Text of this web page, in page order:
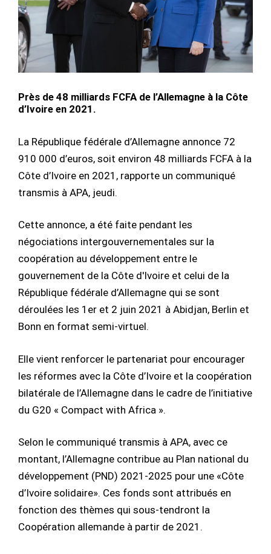
Près de 48 milliards FCFA de l’Allemagne à la Côte
d’Ivoire en 2021.
La République fédérale d’Allemagne annonce 72
910 000 d’euros, soit environ 48 milliards FCFA à la
Côte d’Ivoire en 2021, rapporte un communiqué
transmis à APA, jeudi.
Cette annonce, a été faite pendant les
négociations intergouvernementales sur la
coopération au développement entre le
gouvernement de la Côte d'Ivoire et celui de la
République fédérale d’Allemagne qui se sont
déroulées les 1er et 2 juin 2021 à Abidjan, Berlin et
Bonn en format semi-virtuel.
Elle vient renforcer le partenariat pour encourager
les réformes avec la Côte d’Ivoire et la coopération
bilatérale de l’Allemagne dans le cadre de l’initiative
du G20 « Compact with Africa ».
Selon le communiqué transmis à APA, avec ce
montant, l’Allemagne contribue au Plan national du
développement (PND) 2021-2025 pour une «Côte
d’Ivoire solidaire». Ces fonds sont attribués en
fonction des thèmes qui sous-tendront la
Coopération allemande à partir de 2021.